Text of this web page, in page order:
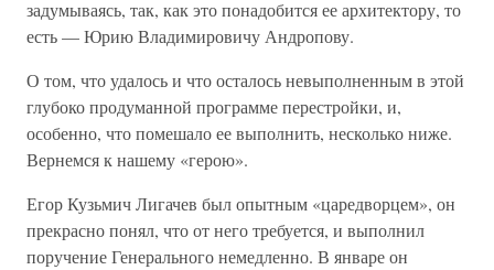
задумываясь, так, как это понадобится ее архитектору, то
есть — Юрию Владимировичу Андропову.
О том, что удалось и что осталось невыполненным в этой
глубоко продуманной программе перестройки, и,
особенно, что помешало ее выполнить, несколько ниже.
Вернемся к нашему «герою».
Егор Кузьмич Лигачев был опытным «царедворцем», он
прекрасно понял, что от него требуется, и выполнил
поручение Генерального немедленно. В январе он